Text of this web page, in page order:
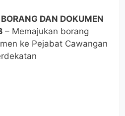
DAN DOKUMEN
– Memajukan borang
ke Pejabat Cawangan